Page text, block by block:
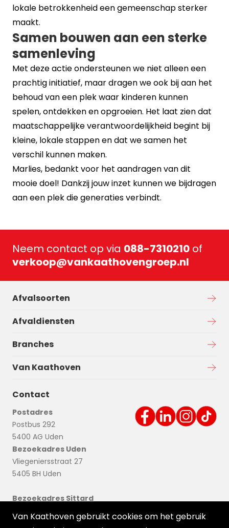
lokale betrokkenheid een gemeenschap sterker
maakt.
Samen bouwen aan een sterke
samenleving
Met deze actie ondersteunen we niet alleen een
prachtig initiatief, maar dragen we ook bij aan het
behoud van een plek waar kinderen kunnen
spelen, ontdekken en opgroeien. Het laat zien dat
maatschappelijke verantwoordelijkheid begint bij
kleine, lokale stappen en dat we samen het
verschil kunnen maken.
Marlies, bedankt voor het aandragen van dit
mooie doel! Dankzij jouw inzet kunnen we bijdragen
aan een plek die generaties verbindt.
Neem contact op via 088-7310210 of
verkoop@vankaathovengroep.nl
Afvalsoorten
Afvaldiensten
Branches
Van Kaathoven
Contact
Postadres
Postbus 292
5400 AG Uden
Bezoekadres Uden
Vliegeniersstraat 27
5405 BH Uden
Bezoekadres Sittard
Nieuwstadterweg 21
Van Kaathoven gebruikt cookies om het gebruik